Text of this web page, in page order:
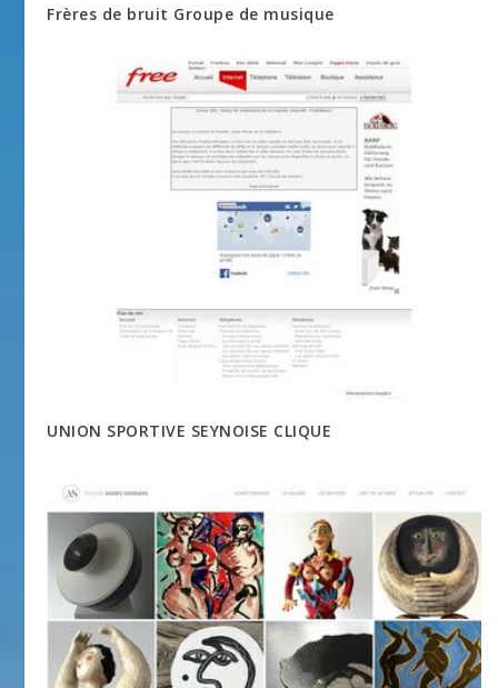
Frères de bruit Groupe de musique
UNION SPORTIVE SEYNOISE CLIQUE